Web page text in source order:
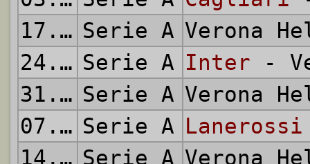
17.10.1971 Serie A Verona
24.10.1971 Serie A Inter -
31.10.1971 Serie A Verona
07.11.1971 Serie A
14.11.1971 Serie A Verona